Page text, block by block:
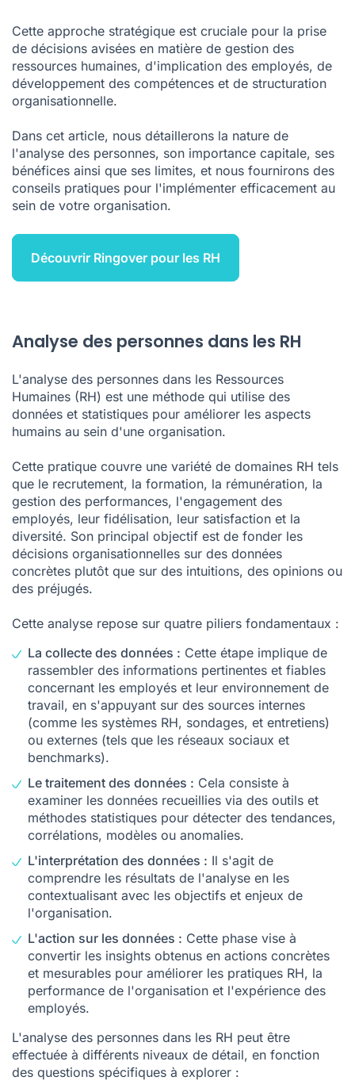
L'analyse de personnes comportent-elle des inconvénients ?
Conclusion
Cette approche stratégique est cruciale pour la prise
de décisions avisées en matière de gestion des
ressources humaines, d'implication des employés, de
développement des compétences et de structuration
organisationnelle.
Dans cet article, nous détaillerons la nature de
l'analyse des personnes, son importance capitale, ses
bénéfices ainsi que ses limites, et nous fournirons des
conseils pratiques pour l'implémenter efficacement au
sein de votre organisation.
Découvrir Ringover pour les RH
Analyse des personnes dans les RH
L'analyse des personnes dans les Ressources
Humaines (RH) est une méthode qui utilise des
données et statistiques pour améliorer les aspects
humains au sein d'une organisation.
Cette pratique couvre une variété de domaines RH tels
que le recrutement, la formation, la rémunération, la
gestion des performances, l'engagement des
employés, leur fidélisation, leur satisfaction et la
diversité. Son principal objectif est de fonder les
décisions organisationnelles sur des données
concrètes plutôt que sur des intuitions, des opinions ou
des préjugés.
Cette analyse repose sur quatre piliers fondamentaux :
La collecte des données : Cette étape implique de
rassembler des informations pertinentes et fiables
concernant les employés et leur environnement de
travail, en s'appuyant sur des sources internes
(comme les systèmes RH, sondages, et entretiens)
ou externes (tels que les réseaux sociaux et
benchmarks).
Le traitement des données : Cela consiste à
examiner les données recueillies via des outils et
méthodes statistiques pour détecter des tendances,
corrélations, modèles ou anomalies.
L'interprétation des données : Il s'agit de
comprendre les résultats de l'analyse en les
contextualisant avec les objectifs et enjeux de
l'organisation.
L'action sur les données : Cette phase vise à
convertir les insights obtenus en actions concrètes
et mesurables pour améliorer les pratiques RH, la
performance de l'organisation et l'expérience des
employés.
L'analyse des personnes dans les RH peut être
effectuée à différents niveaux de détail, en fonction
des questions spécifiques à explorer :